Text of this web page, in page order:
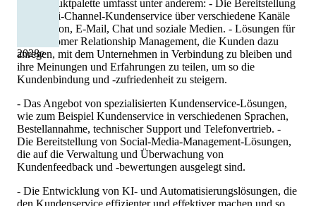
2028e
Die Produktpalette umfasst unter anderem: - Die Bereitstellung
von Multi-Channel-Kundenservice über verschiedene Kanäle
wie Telefon, E-Mail, Chat und soziale Medien. - Lösungen für
das Customer Relationship Management, die Kunden dazu
anregen, mit dem Unternehmen in Verbindung zu bleiben und
ihre Meinungen und Erfahrungen zu teilen, um so die
Kundenbindung und -zufriedenheit zu steigern.
- Das Angebot von spezialisierten Kundenservice-Lösungen,
wie zum Beispiel Kundenservice in verschiedenen Sprachen,
Bestellannahme, technischer Support und Telefonvertrieb. -
Die Bereitstellung von Social-Media-Management-Lösungen,
die auf die Verwaltung und Überwachung von
Kundenfeedback und -bewertungen ausgelegt sind.
- Die Entwicklung von KI- und Automatisierungslösungen, die